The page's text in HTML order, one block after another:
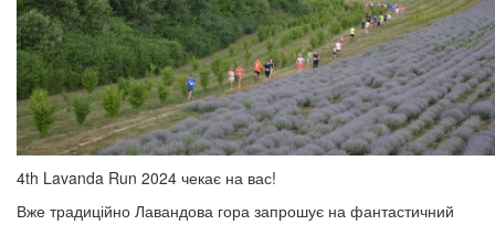
4th Lavanda Run 2024 чекає на вас!
Вже традиційно Лавандова гора запрошує на фантастичний